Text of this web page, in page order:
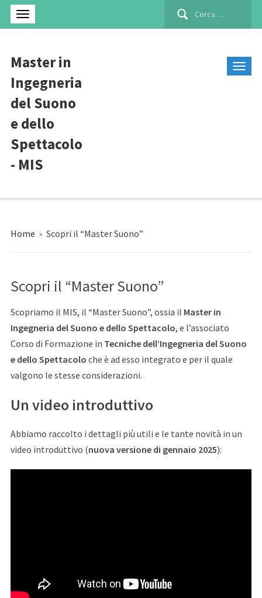
Ricerca
Master in
Ingegneria
del Suono
e dello
Spettacolo
- MIS
Home » Scopri il “Master Suono”
Scopri il “Master Suono”
Scopriamo il MIS, il “Master Suono”, ossia il Master in
Ingegneria del Suono e dello Spettacolo, e l’associato
Corso di Formazione in Tecniche dell’Ingegneria del Suono
e dello Spettacolo che è ad esso integrato e per il quale
valgono le stesse considerazioni.
Un video introduttivo
Abbiamo raccolto i dettagli più utili e le tante novità in un
video introduttivo (nuova versione di gennaio 2025):